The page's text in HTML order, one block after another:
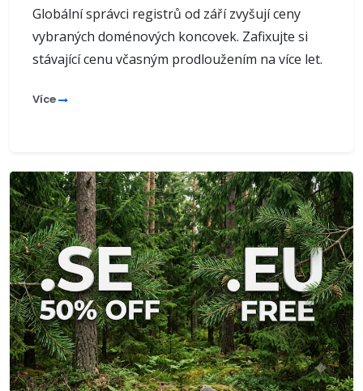
Globální správci registrů od září zvyšují ceny
vybraných doménových koncovek. Zafixujte si
stávající cenu včasným prodloužením na více let.
Více